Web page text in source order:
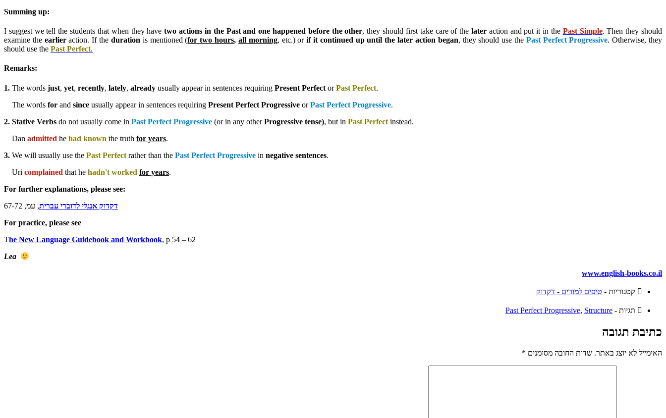
Summing up:
I suggest we tell the students that when they havetwo actions in the Past and one happened before the other, they should first take care of thelater action and put it in the Past Simple. Then they should
examine the earlieraction. If the duration is mentioned (for two hours, all morning, etc.) orif it continued up until the later action began, they should use thePast Perfect Progressive. Otherwise, they
should use the Past Perfect.
Remarks:
1. The words just, yet, recently, lately, already usually appear in sentences requiring Present Perfect or Past Perfect.
The words for and since usually appear in sentences requiring Present Perfect Progressive orPast Perfect Progressive.
2. Stative Verbs do not usually come in Past Perfect Progressive (or in any otherProgressive tense), but in Past Perfect instead.
Dan admitted he had known the truth for years.
3. We will usually use the Past Perfect rather than the Past Perfect Progressive in negative sentences.
Uri complained that he hadn't worked for years.
For further explanations, please see:
דקדוק אנגלי לדוברי עברית, עמ, 67-72
For practice, please see
The New Language Guidebook and Workbook, p 54 – 62
Lea
www.english-books.co.il
קטגוריות - טיפים למורים - דקדוק
תגיות - Past Perfect Progressive, Structure
כתיבת תגובה
האימייל לא יוצג באתר. שדות החובה מסומנים *